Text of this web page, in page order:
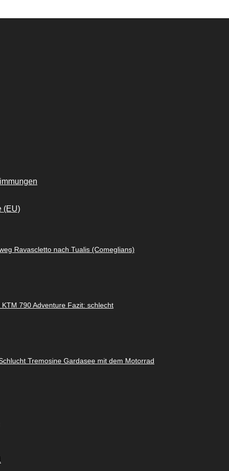
(EU)
Ravascletto nach Tualis (Comeglians)
KTM 790 Adventure Fazit: schlecht
Tremosine Gardasee mit dem Motorrad